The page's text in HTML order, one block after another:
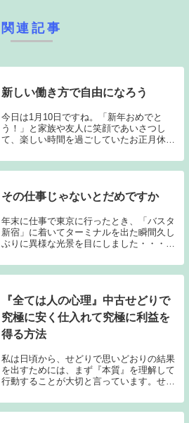
関連記事
新しい働き方で自由になろう
今日は1月10日ですね。「新年おめでと
う！」と家族や友人に笑顔であいさつし
て、楽しい時間を過ごしていたお正月休み
し、お正月休みは超特急で終わり、あなた
は本当はやりたくない仕事のために、今日
その仕事じゃないとだめですか
年末に仕事で東京に行ったとき、「バスタ
新宿」に着いてターミナルを出た瞬間久し
ぶりに異様な光景を目にしました・・・も
裕もありましたので、20年ぶりくらいに夜
行バスで行ってみることにしました。20年
『全ては人の心理』中古せどりで
究極に安く仕入れて究極に利益を
得る方法
私は日頃から、せどりで思いどおりの結果
を出すためには、まず『本質』を理解して
行動することが大切と言っています。せど
ということです。しかし、いつもこのブロ
グを見ていただいている熱心な読者さんか